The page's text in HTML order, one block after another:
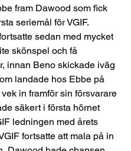
fram Dawood som fick
seriemål för VGIF.
sedan med mycket
skönspel och få
innan Beno skickade iväg
landade hos Ebbe på
in framför sin försvarare
säkert i första hörnet
ledningen med årets
fortsatte att mala på in